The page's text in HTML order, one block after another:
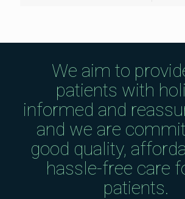
We aim to
patients with
informed and
and we are
good quality,
hassle-free care
patients.